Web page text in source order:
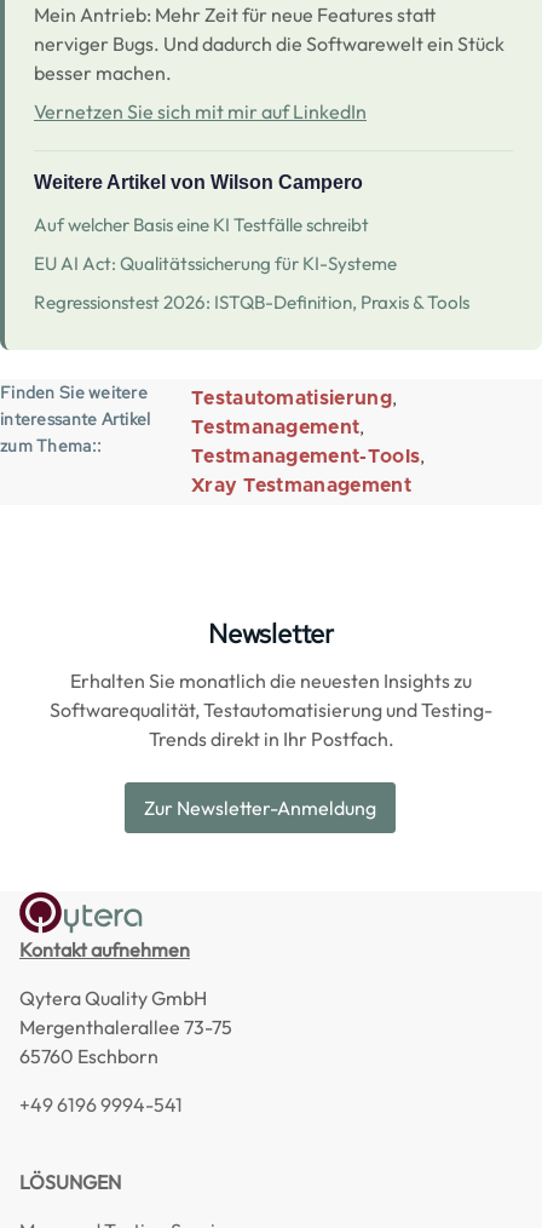
Mein Antrieb: Mehr Zeit für neue Features statt
nerviger Bugs. Und dadurch die Softwarewelt ein Stück
besser machen.
Vernetzen Sie sich mit mir auf LinkedIn
Weitere Artikel von Wilson Campero
Auf welcher Basis eine KI Testfälle schreibt
EU AI Act: Qualitätssicherung für KI-Systeme
Regressionstest 2026: ISTQB-Definition, Praxis & Tools
Finden Sie weitere
interessante Artikel
zum Thema:
Testautomatisierung
Testmanagement
Testmanagement-Tools
Xray Testmanagement
Newsletter
Erhalten Sie monatlich die neuesten Insights zu
Softwarequalität, Testautomatisierung und Testing-
Trends direkt in Ihr Postfach.
Zur Newsletter-Anmeldung
Kontakt aufnehmen
Qytera Quality GmbH
Mergenthalerallee 73-75
65760 Eschborn
+49 6196 9994-541
LÖSUNGEN